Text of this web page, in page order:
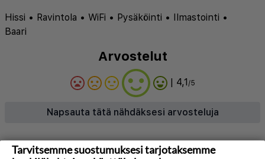
Hissi • Ravintola • WiFi • Pysäköinti • Ilmastointi •
Baari
Arvostelut
| 4,1 /5
Napsauta tätä nähdäksesi arvosteluja
Tietoja hotellista
Tarvitsemme suostumuksesi tarjotaksemme